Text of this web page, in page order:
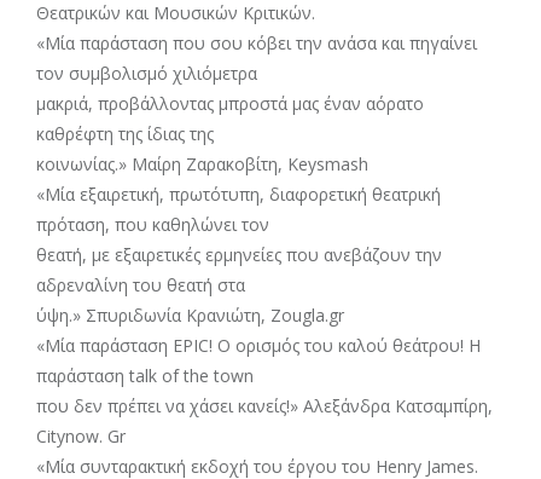
Θεατρικών και Μουσικών Κριτικών.
«Μία παράσταση που σου κόβει την ανάσα και πηγαίνει
τον συμβολισμό χιλιόμετρα
μακριά, προβάλλοντας μπροστά μας έναν αόρατο
καθρέφτη της ίδιας της
κοινωνίας.» Μαίρη Ζαρακοβίτη, Keysmash
«Μία εξαιρετική, πρωτότυπη, διαφορετική θεατρική
πρόταση, που καθηλώνει τον
θεατή, με εξαιρετικές ερμηνείες που ανεβάζουν την
αδρεναλίνη του θεατή στα
ύψη.» Σπυριδωνία Κρανιώτη, Zougla.gr
«Μία παράσταση EPIC! Ο ορισμός του καλού θεάτρου! Η
παράσταση talk of the town
που δεν πρέπει να χάσει κανείς!» Αλεξάνδρα Κατσαμπίρη,
Citynow. Gr
«Μία συνταρακτική εκδοχή του έργου του Henry James.